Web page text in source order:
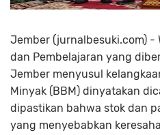
Jember (jurnalbesuki.com) -
dan Pembelajaran yang
Jember menyusul
Minyak (BBM) dinyatakan
dipastikan bahwa stok dan
yang menyebabkan